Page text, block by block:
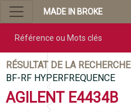
MADE IN BROKE
RÉSULTAT DE LA RECHERCHE
BF-RF HYPERFREQUENCE
AGILENT E4434B